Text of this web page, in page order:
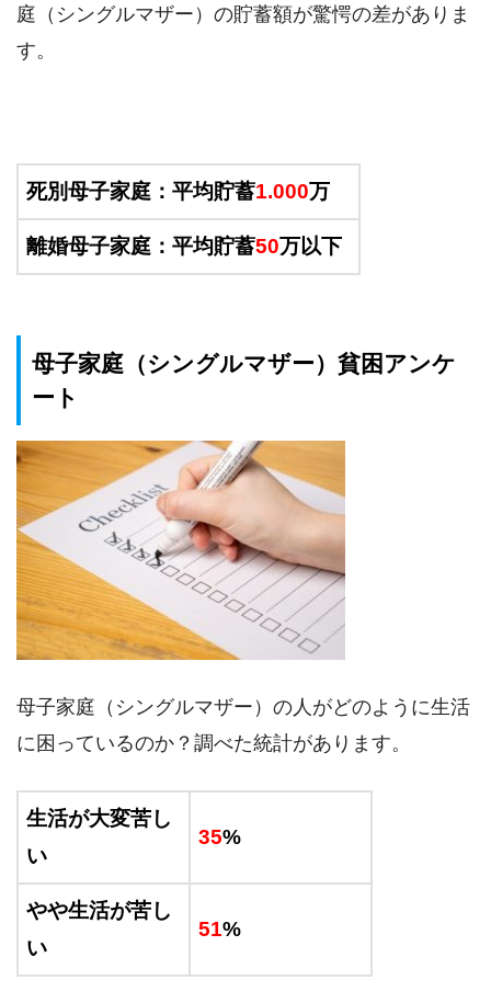
庭（シングルマザー）の貯蓄額が驚愕の差がありま
す。
死別母子家庭：平均貯蓄1.000万
離婚母子家庭：平均貯蓄50万以下
母子家庭（シングルマザー）貧困アンケ
ート
母子家庭（シングルマザー）の人がどのように生活
に困っているのか？調べた統計があります。
生活が大変苦し
い
35%
やや生活が苦し
い
51%